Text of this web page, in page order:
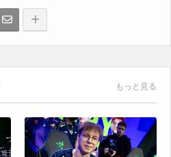
もっと見る